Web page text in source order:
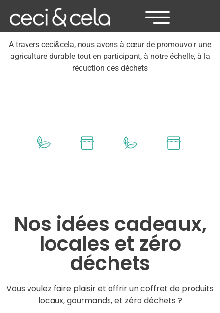
A travers ceci&cela, nous avons à cœur de promouvoir une
agriculture durable tout en participant, à notre échelle, à la
réduction des déchets
Nos idées cadeaux,
locales et zéro
déchets
Vous voulez faire plaisir et offrir un coffret de produits
locaux, gourmands, et zéro déchets ?